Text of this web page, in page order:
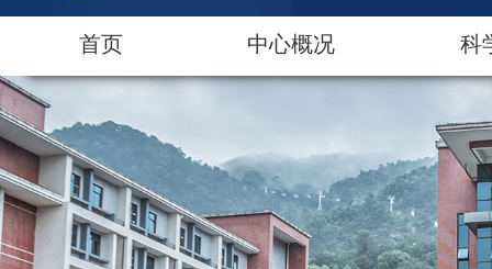
首页 中心概况 科